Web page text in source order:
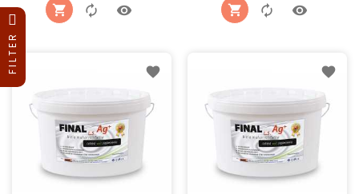
FILTER